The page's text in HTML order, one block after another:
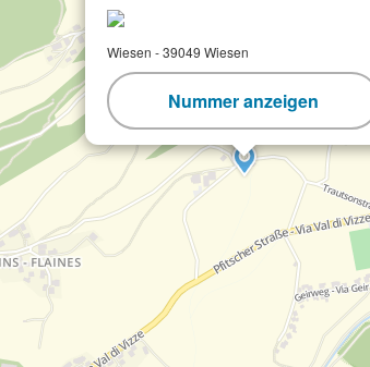
Wiesen - 39049 Wiesen
Nummer anzeigen